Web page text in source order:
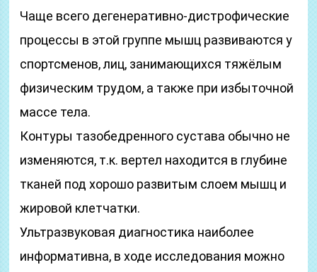
Чаще всего дегенеративно-дистрофические
процессы в этой группе мышц развиваются у
спортсменов, лиц, занимающихся тяжёлым
физическим трудом, а также при избыточной
массе тела.
Контуры тазобедренного сустава обычно не
изменяются, т.к. вертел находится в глубине
тканей под хорошо развитым слоем мышц и
жировой клетчатки.
Ультразвуковая диагностика наиболее
информативна, в ходе исследования можно